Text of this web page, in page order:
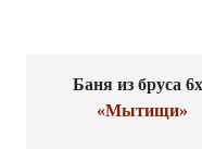
Баня из бруса
«Мытищи»